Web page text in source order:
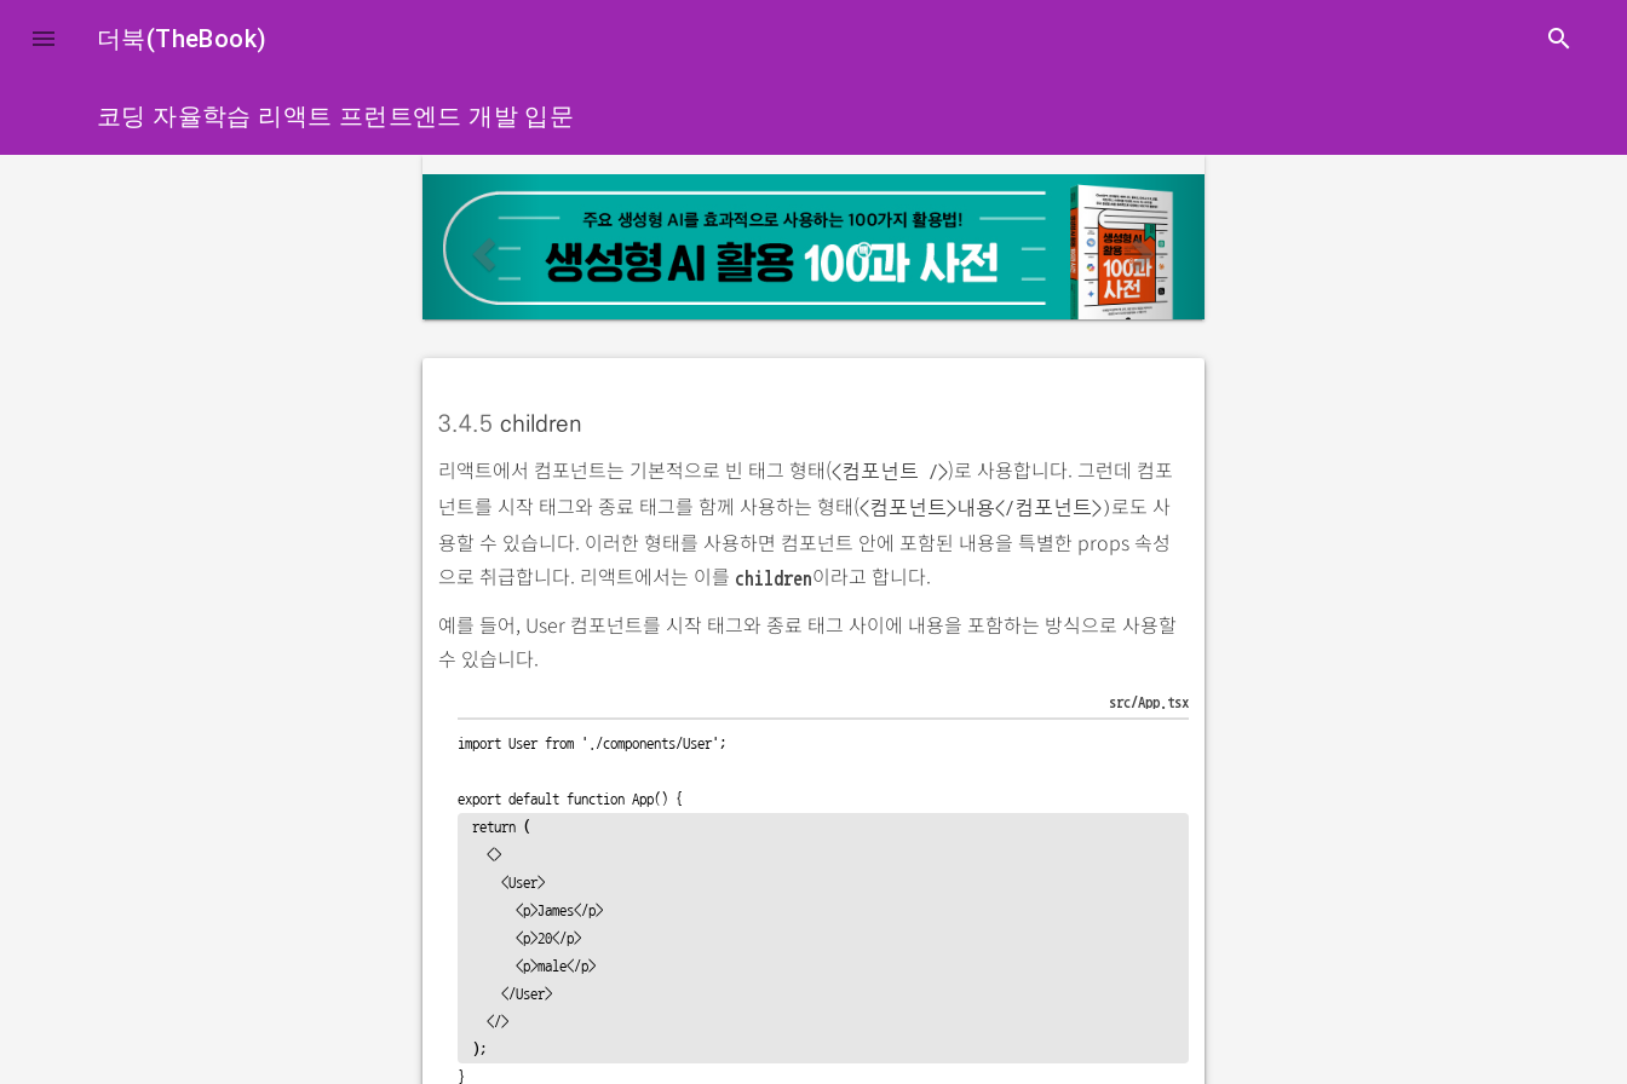
 더북(TheBook) search
코딩 자율학습 리액트 프런트엔드 개발 입문
p
e
v
i
o
s
n
e
x
3.4.5 children
리액트에서 컴포넌트는 기본적으로 빈 태그 형태(<컴포넌트 />)로 사용합니다. 그런데 컴포
넌트를 시작 태그와 종료 태그를 함께 사용하는 형태(<컴포넌트>내용</컴포넌트>)로도 사
용할 수 있습니다. 이러한 형태를 사용하면 컴포넌트 안에 포함된 내용을 특별한 props 속성
으로 취급합니다. 리액트에서는 이를 children이라고 합니다.
예를 들어, User 컴포넌트를 시작 태그와 종료 태그 사이에 내용을 포함하는 방식으로 사용할
수 있습니다.
src/App.tsx
import User from './components/User';
export default function App() {
  return
(
) ;
}